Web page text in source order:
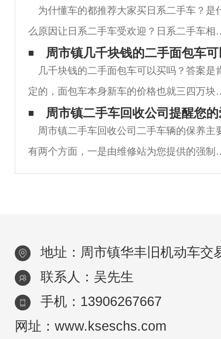
为什懂车的都推荐大家买日系二手车？是
么原因让日系二手车受欢迎？日系二手车相
其他品牌的车有哪些优势呢？下面小编就来
诉大家为什么懂车的人都推荐买二手车选日
车。1.油耗低日系车是出了名的油耗低，不
周市镇几千块钱的二手面包车
几千块钱的二手面包车可以买吗？答案是
定的，面包车本身新车的价格也就三四万块
所以二手车自然也就不会太贵，几千块钱肯
是可以买的，但也不是所有的面包车都值得
买，需要满足几个条二手面包车才值得买，
面小
周市镇二手车回收公司提醒您
周市镇二手车回收公司二手车辆的保养主
有两个方面，一是由维修站为您提供的强制
养。另一方面就是二手车主自己作的一些日
地址：周市镇华丰旧机动车交
联系人：吴先生
手机：13906267667
网址：www.kseschs.com